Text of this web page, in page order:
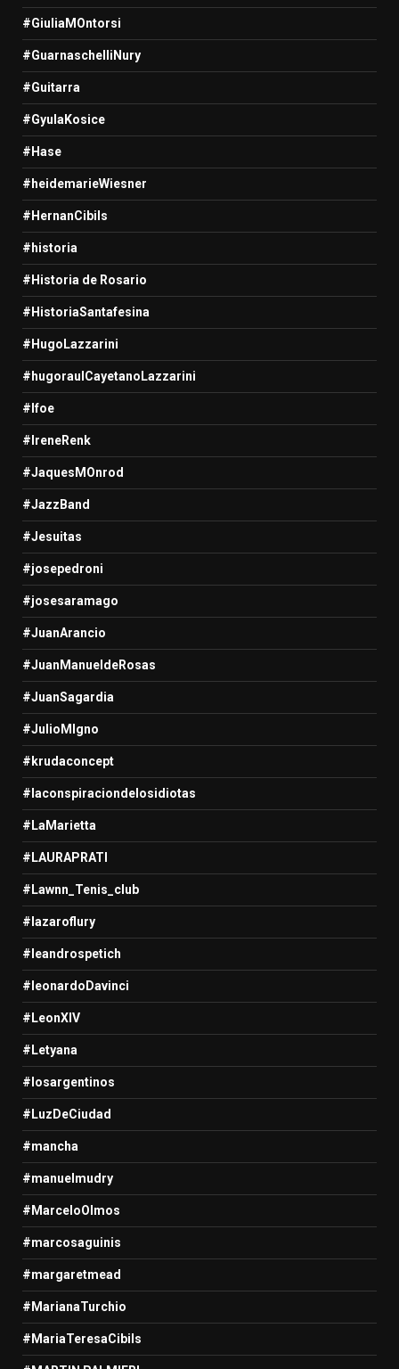
#GiuliaMOntorsi
#GuarnaschelliNury
#Guitarra
#GyulaKosice
#Hase
#heidemarieWiesner
#HernanCibils
#historia
#Historia de Rosario
#HistoriaSantafesina
#HugoLazzarini
#hugoraulCayetanoLazzarini
#Ifoe
#IreneRenk
#JaquesMOnrod
#JazzBand
#Jesuitas
#josepedroni
#josesaramago
#JuanArancio
#JuanManueldeRosas
#JuanSagardia
#JulioMIgno
#krudaconcept
#laconspiraciondelosidiotas
#LaMarietta
#LAURAPRATI
#Lawnn_Tenis_club
#lazaroflury
#leandrospetich
#leonardoDavinci
#LeonXIV
#Letyana
#losargentinos
#LuzDeCiudad
#mancha
#manuelmudry
#MarceloOlmos
#marcosaguinis
#margaretmead
#MarianaTurchio
#MariaTeresaCibils